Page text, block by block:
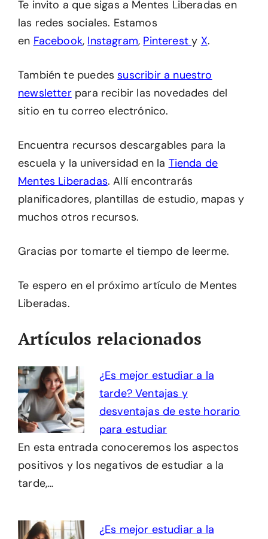
Te invito a que sigas a Mentes Liberadas en
las redes sociales. Estamos
en Facebook, Instagram, Pinteresty X.
También te puedessuscribir a nuestro
newsletterpara recibir las novedades del
sitio en tu correo electrónico.
Encuentra recursos descargables para la
escuela y la universidad en la Tienda de
Mentes Liberadas. Allí encontrarás
planificadores, plantillas de estudio, mapas y
muchos otros recursos.
Gracias por tomarte el tiempo de leerme.
Te espero en el próximo artículo de Mentes
Liberadas.
Artículos relacionados
¿Es mejor estudiar a la
tarde? Ventajas y
desventajas de este horario
para estudiar
En esta entrada conoceremos los aspectos
positivos y los negativos de estudiar a la
tarde,…
¿Es mejor estudiar a la